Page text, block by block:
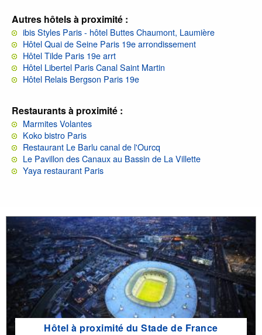
Autres hôtels à proximité :
ibis Styles Paris - hôtel Buttes Chaumont, Laumière
Hôtel Quai de Seine Paris 19e arrondissement
Hôtel Tilde Paris 19e arrt
Hôtel Libertel Paris Canal Saint Martin
Hôtel Relais Bergson Paris 19e
Restaurants à proximité :
Marmites Volantes
Koko bistro Paris
Restaurant Le Barlu canal de l'Ourcq
Le Pavillon des Canaux au Bassin de La Villette
Yaya restaurant Paris
Hôtel à proximité du Stade de France